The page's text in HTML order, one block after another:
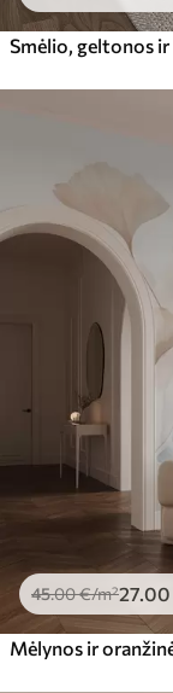
45.00€/m²27 .00